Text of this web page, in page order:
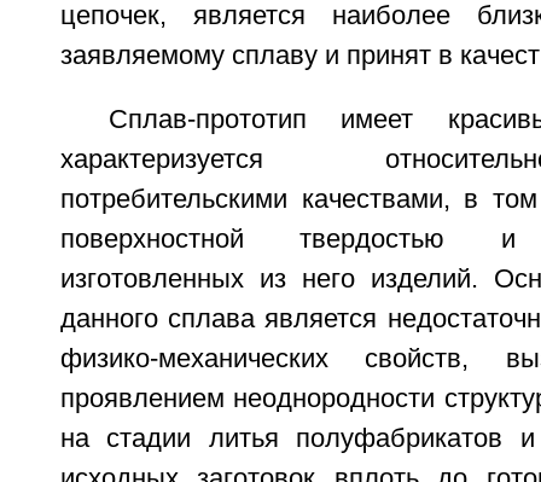
цепочек, является наиболее
заявляемому сплаву и принят в
Сплав-прототип имеет
характеризуется
потребительскими качествами, в
поверхностной твердостью и
изготовленных из него изделий.
данного сплава является
физико-механических свойств,
проявлением неоднородности
на стадии литья полуфабрикатов